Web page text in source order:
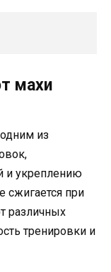
махи
из
и укреплению
сжигается при
различных
тренировки и